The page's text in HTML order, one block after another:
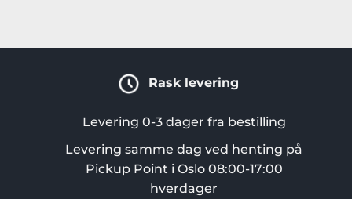
Rask levering
Levering 0-3 dager fra bestilling
Levering samme dag ved henting på
Pickup Point i Oslo 08:00-17:00
hverdager